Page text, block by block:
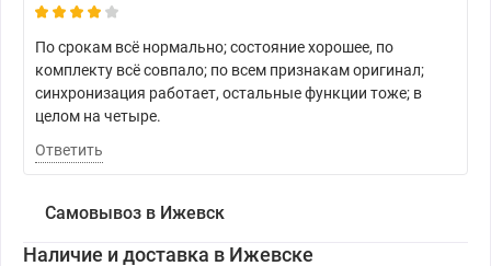
По срокам всё нормально; состояние хорошее, по
комплекту всё совпало; по всем признакам оригинал;
синхронизация работает, остальные функции тоже; в
целом на четыре.
Ответить
Самовывоз в Ижевск
Наличие и доставка в Ижевске